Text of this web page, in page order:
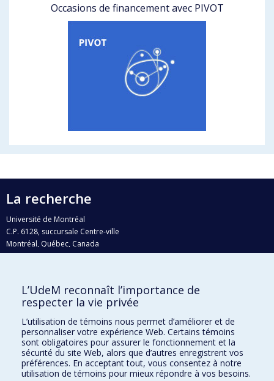
Occasions de financement avec PIVOT
La recherche
Université de Montréal
C.P. 6128, succursale Centre-ville
Montréal, Québec, Canada
H3C 3J7
Qui fait quoi?
Nous trouver
Plan du site
Accessibilité
L’UdeM reconnaît l’importance de
respecter la vie privée
L’utilisation de témoins nous permet d’améliorer et de
personnaliser votre expérience Web. Certains témoins
sont obligatoires pour assurer le fonctionnement et la
sécurité du site Web, alors que d’autres enregistrent vos
préférences. En acceptant tout, vous consentez à notre
utilisation de témoins pour mieux répondre à vos besoins.